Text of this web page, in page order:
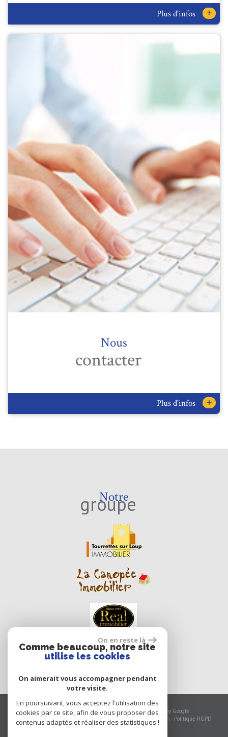
Plus d'infos +
Nous
contacter
Plus d'infos +
Notre
groupe
© 2026 | Tous droits réservés | Traduction powered by Google
Plan du site
Mentions légales - Nos honoraires - Liens Admin - Politique RGPD
On en reste là
Comme beaucoup, notre site
utilise les cookies
On aimerait vous accompagner pendant
votre visite.
En poursuivant, vous acceptez l'utilisation des
cookies par ce site, afin de vous proposer des
contenus adaptés et réaliser des statistiques !